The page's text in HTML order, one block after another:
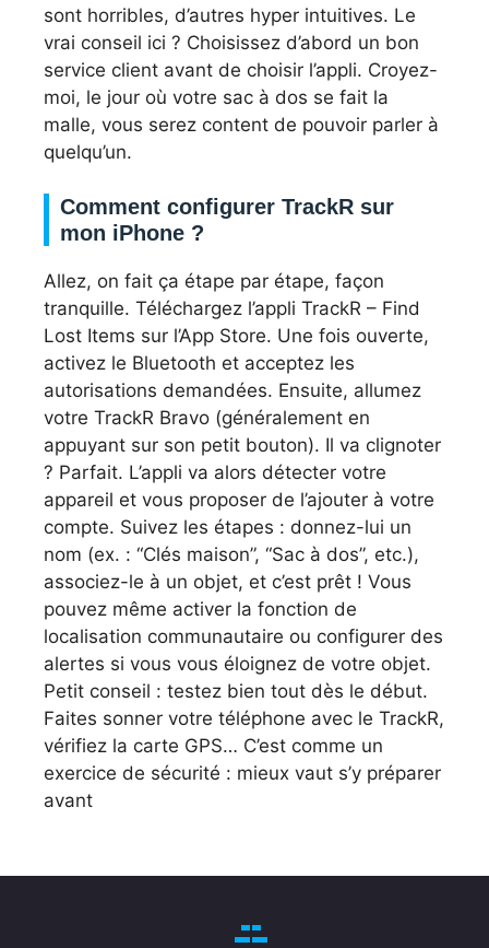
sont horribles, d’autres hyper intuitives. Le
vrai conseil ici ? Choisissez d’abord un bon
service client avant de choisir l’appli. Croyez-
moi, le jour où votre sac à dos se fait la
malle, vous serez content de pouvoir parler à
quelqu’un.
Comment configurer TrackR sur
mon iPhone ?
Allez, on fait ça étape par étape, façon
tranquille. Téléchargez l’appli TrackR – Find
Lost Items sur l’App Store. Une fois ouverte,
activez le Bluetooth et acceptez les
autorisations demandées. Ensuite, allumez
votre TrackR Bravo (généralement en
appuyant sur son petit bouton). Il va clignoter
? Parfait. L’appli va alors détecter votre
appareil et vous proposer de l’ajouter à votre
compte. Suivez les étapes : donnez-lui un
nom (ex. : “Clés maison”, “Sac à dos”, etc.),
associez-le à un objet, et c’est prêt ! Vous
pouvez même activer la fonction de
localisation communautaire ou configurer des
alertes si vous vous éloignez de votre objet.
Petit conseil : testez bien tout dès le début.
Faites sonner votre téléphone avec le TrackR,
vérifiez la carte GPS… C’est comme un
exercice de sécurité : mieux vaut s’y préparer
avant